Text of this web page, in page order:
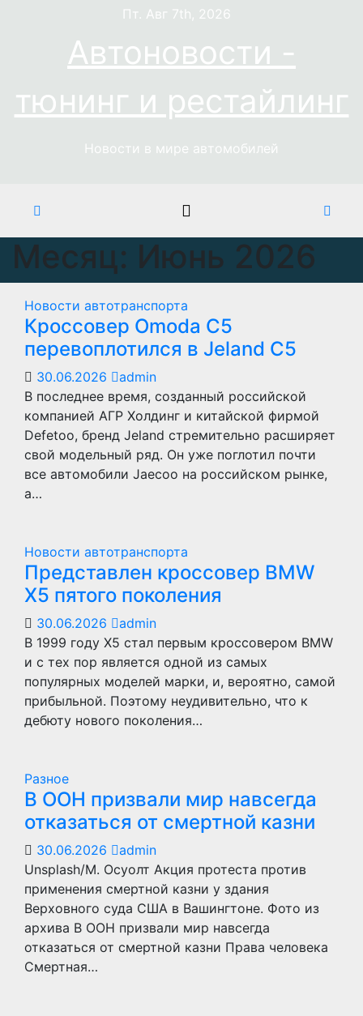
содержимому
Пт. Авг 7th, 2026
Автоновости -
тюнинг и рестайлинг
Новости в мире автомобилей
Месяц: Июнь 2026
Новости автотранспорта
Кроссовер Omoda C5
перевоплотился в Jeland C5
30.06.2026
admin
В последнее время, созданный российской
компанией АГР Холдинг и китайской фирмой
Defetoo, бренд Jeland стремительно расширяет
свой модельный ряд. Он уже поглотил почти
все автомобили Jaecoo на российском рынке,
а…
Новости автотранспорта
Представлен кроссовер BMW
X5 пятого поколения
30.06.2026
admin
В 1999 году X5 стал первым кроссовером BMW
и с тех пор является одной из самых
популярных моделей марки, и, вероятно, самой
прибыльной. Поэтому неудивительно, что к
дебюту нового поколения…
Разное
В ООН призвали мир навсегда
отказаться от смертной казни
30.06.2026
admin
Unsplash/M. Осуолт Акция протеста против
применения смертной казни у здания
Верховного суда США в Вашингтоне. Фото из
архива В ООН призвали мир навсегда
отказаться от смертной казни Права человека
Смертная…